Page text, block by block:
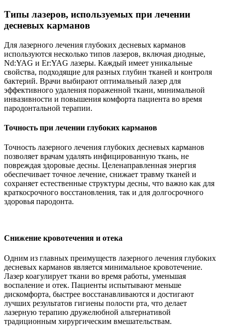
Типы лазеров, используемых при лечении
десневых карманов
Для лазерного лечения глубоких десневых карманов
используются несколько типов лазеров, включая диодные,
Nd:YAG и Er:YAG лазеры. Каждый имеет уникальные
свойства, подходящие для разных глубин тканей и контроля
бактерий. Врачи выбирают оптимальный лазер для
эффективного удаления пораженной ткани, минимальной
инвазивности и повышения комфорта пациента во время
пародонтальной терапии.
Точность при лечении глубоких карманов
Точность лазерного лечения глубоких десневых карманов
позволяет врачам удалять инфицированную ткань, не
повреждая здоровые десны. Целенаправленная энергия
обеспечивает точное лечение, снижает травму тканей и
сохраняет естественные структуры десны, что важно как для
краткосрочного восстановления, так и для долгосрочного
здоровья пародонта.
Снижение кровотечения и отека
Одним из главных преимуществ лазерного лечения глубоких
десневых карманов является минимальное кровотечение.
Лазер коагулирует ткани во время работы, уменьшая
воспаление и отек. Пациенты испытывают меньше
дискомфорта, быстрее восстанавливаются и достигают
лучших результатов гигиены полости рта, что делает
лазерную терапию дружелюбной альтернативой
традиционным хирургическим вмешательствам.